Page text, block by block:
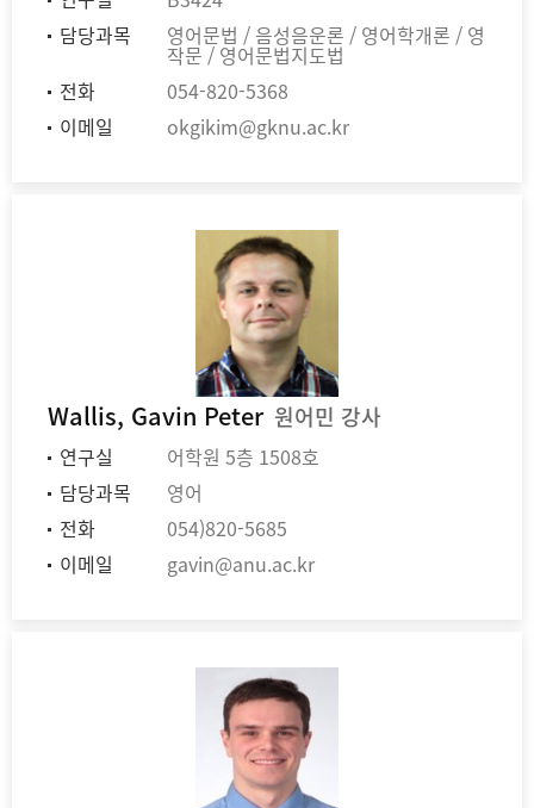
담당과목
영어문법 / 음성음운론 / 영어학개론 / 영
작문 / 영어문법지도법
전화
054-820-5368
이메일
okgikim@gknu.ac.kr
Wallis, Gavin Peter 원어민 강사
연구실
어학원 5층 1508호
담당과목
영어
전화
054)820-5685
이메일
gavin@anu.ac.kr